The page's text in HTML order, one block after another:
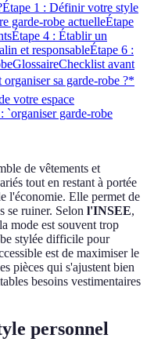
Étape 1 : Définir votre style
garde-robe actuelleÉtape
Étape 4 : Établir un
et responsableÉtape 6 :
GlossaireChecklist avant
sa garde-robe ?*
votre espace
`organiser garde-robe
de vêtements et
tout en restant à portée
l'économie. Elle permet de
se ruiner. Selon l'INSEE,
mode est souvent trop
stylée difficile pour
est de maximiser le
pièces qui s'ajustent bien
besoins vestimentaires
personnel